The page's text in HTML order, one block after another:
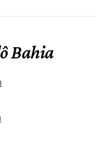
Bahia